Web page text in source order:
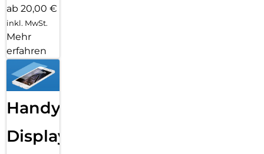
ab 20,00 €
inkl. MwSt.
Mehr
erfahren
Handy
Displayfolie